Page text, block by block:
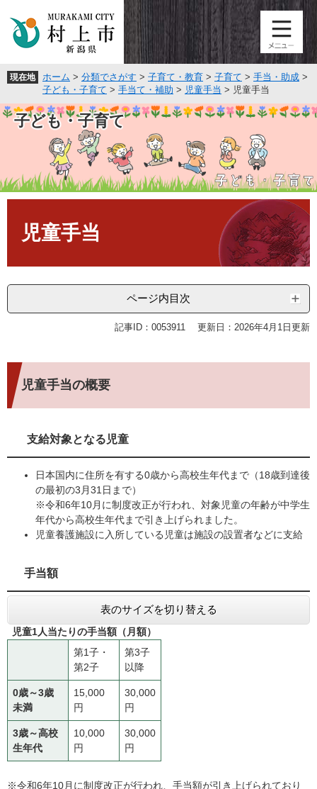
頭
す
飛
し
現在地 ホーム > 分類でさがす > 子育て・教育 > 子育て > 手当・助成 >
子ども・子育て > 手当て・補助 > 児童手当 > 児童手当
子ども・子育て
児童手当
ページ内目次
記事ID：0053911 更新日：2026年4月1日更新
児童手当の概要
支給対象となる児童
日本国内に住所を有する0歳から高校生年代まで（18歳到達後
の最初の3月31日まで）
※令和6年10月に制度改正が行われ、対象児童の年齢が中学生
年代から高校生年代まで引き上げられました。
児童養護施設に入所している児童は施設の設置者などに支給
手当額
表のサイズを切り替える
児童1人当たりの手当額（月額）
第1子・
第2子
第3子
以降
0歳～3歳
未満
15,000
円
30,000
円
3歳～高校
生年代
10,000
円
30,000
円
※令和6年10月に制度改正が行われ、手当額が引き上げられており